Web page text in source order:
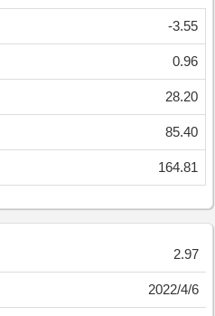
-3.55
0.96
28.20
85.40
164.81
2.97
2022/4/6